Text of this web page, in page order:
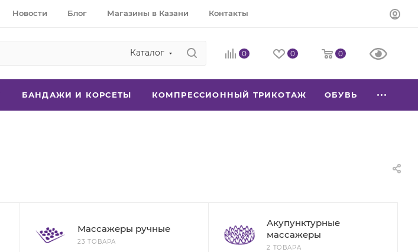
Новости Блог Магазины в Казани Контакты
Каталог 0 0 0
БАНДАЖИ И КОРСЕТЫ КОМПРЕССИОННЫЙ ТРИКОТАЖ ОБУВЬ
Массажеры pучные
23 ТОВАРА
Акупунктурные
массажеры
2 ТОВАРА